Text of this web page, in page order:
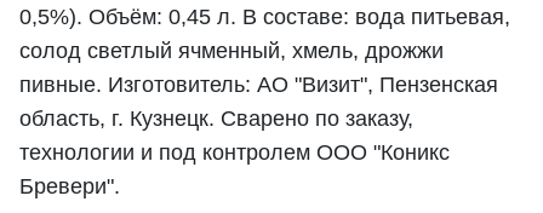
0,5%). Объём: 0,45 л. В составе: вода питьевая,
солод светлый ячменный, хмель, дрожжи
пивные. Изготовитель: АО "Визит", Пензенская
область, г. Кузнецк. Сварено по заказу,
технологии и под контролем ООО "Коникс
Бревери".